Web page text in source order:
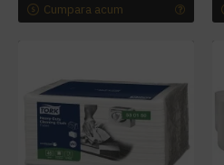
Cumpara acum